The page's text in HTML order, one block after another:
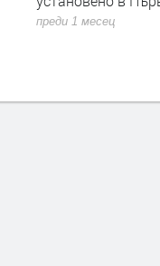
преди 1 месец